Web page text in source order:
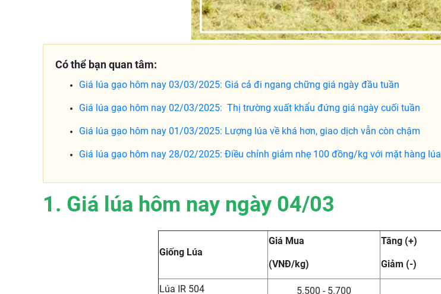
Có thể bạn quan tâm:
Giá lúa gạo hôm nay 03/03/2025: Giá cả đi ngang chững giá ngày đầu tuần
Giá lúa gạo hôm nay 02/03/2025: Thị trường xuất khẩu đứng giá ngày cuối tuần
Giá lúa gạo hôm nay 01/03/2025: Lượng lúa về khá hơn, giao dịch vẫn còn chậm
Giá lúa gạo hôm nay 28/02/2025: Điều chỉnh giảm nhẹ 100 đồng/kg với mặt hàng lúa
1. Giá lúa hôm nay ngày 04/03
Giống Lúa
Giá Mua
(VNĐ/kg)
Tăng (+)
Giảm (-)
Lúa IR 504 5.500 - 5.700